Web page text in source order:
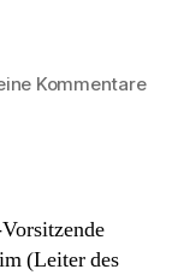
Kommentarezu
(Leiter des